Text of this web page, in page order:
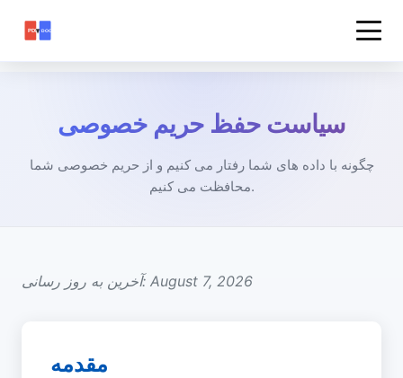
سیاست حفظ حریم خصوصی
چگونه با داده های شما رفتار می کنیم و از حریم خصوصی شما
محافظت می کنیم.
آخرین به روز رسانی: August 7, 2026
مقدمه